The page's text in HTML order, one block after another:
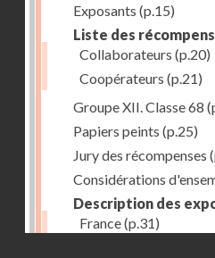
Exposants (p.15)
Liste des
Collaborateurs (p.20)
Coopérateurs (p.21)
Groupe XII. Classe 68
Papiers peints (p.25)
Jury des récompenses
Considérations
Description des
France(p.31)